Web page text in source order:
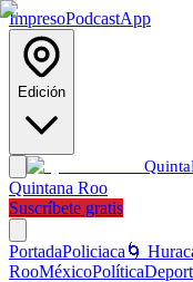
ImpresoPodcastApp
Edición
Quinta
Quintana Roo
Suscríbete gratis
PortadaPoliciaca 🌀
RooMéxicoPolítica